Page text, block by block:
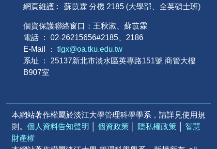
網頁維護 : 蘇苡霖 分機 2185 (大學部、全英碩士班)
個資保護聯絡窗口：王秋淑、蘇苡霖
電話 ： 02-26215656#2185、2186
E-Mail ： tlgx@oa.tku.edu.tw
系址 ： 25137新北市淡水區英專路151號 商管大樓
B907室
本網站著作權屬於淡江大學管理科學學系，請詳見使用規
則。 個人資料告知聲明 個資政策 隱私權政策
智慧
財產權